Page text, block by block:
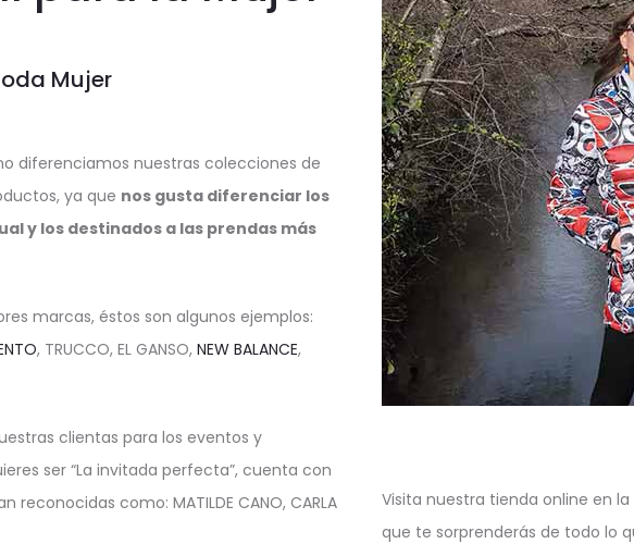
Mujer
diferenciamos nuestras colecciones de
ya que nos gusta diferenciar los
y los destinados a las prendas más
marcas, éstos son algunos ejemplos:
, TRUCCO, EL GANSO, NEW BALANCE,
clientas para los eventos y
ser “La invitada perfecta”, cuenta con
como: MATILDE CANO, CARLA
Visita nuestra tienda online en
que te sorprenderás de todo lo